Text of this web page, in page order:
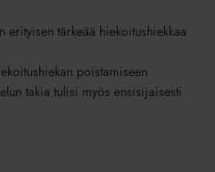
erityisen tärkeää hiekoitushiekkaa
poistamiseen
takia tulisi myös ensisijaisesti